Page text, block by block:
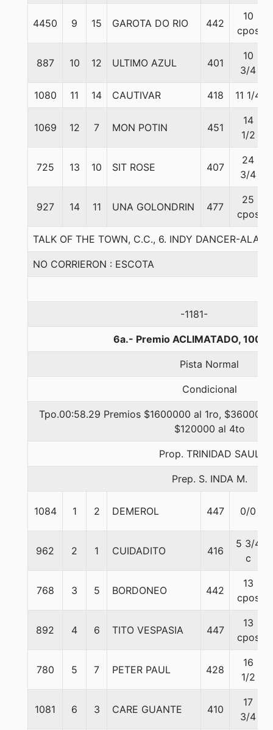
4450 9 15 GAROTA DO RIO 442
10
cpos
887 10 12 ULTIMO AZUL 401
10
3/4
1080 11 14 CAUTIVAR 418 11 1/4
1069 12 7 MON POTIN 451
14
1/2
725 13 10 SIT ROSE 407
24
3/4
927 14 11 UNA GOLONDRIN 477
25
cpos
TALK OF THE TOWN, C.C., 6. INDY DANCER-
NO CORRIERON : ESCOTA
-1181-
6a.- Premio ACLIMATADO, 1000
Pista Normal
Condicional
Tpo.00:58.29 Premios $1600000 al 1ro,
$120000 al 4to
Prop. TRINIDAD SAUL
Prep. S. INDA M.
1084 1 2 DEMEROL 447 0/0
962 2 1 CUIDADITO 416
5 3/4
c
768 3 5 BORDONEO 442
13
cpos
892 4 6 TITO VESPASIA 447
13
cpos
780 5 7 PETER PAUL 428
16
1/2
1081 6 3 CARE GUANTE 410
17
3/4